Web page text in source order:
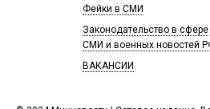
Фейки в СМИ
Законодательство в сфере
СМИ и военных новостей
ВАКАНСИИ